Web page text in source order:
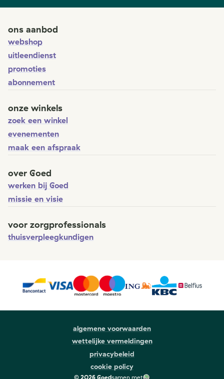
ons aanbod
webshop
uitleendienst
promoties
abonnement
onze winkels
zoek een winkel
evenementen
maak een afspraak
over Goed
werken bij Goed
missie en visie
voor zorgprofessionals
thuisverpleegkundigen
algemene voorwaarden
wettelijke vermeldingen
privacybeleid
cookie policy
© 2026Goedsamen met